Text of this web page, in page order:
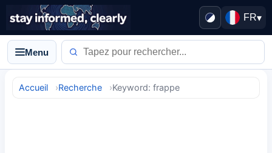
FR▾
Menu
Accueil Recherche Keyword: frappe